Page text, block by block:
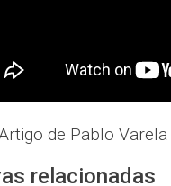
de Pablo
relacionadas